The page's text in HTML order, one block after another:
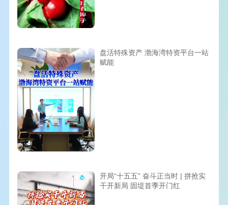
盘活特殊资产 渤海湾特资平台一站
赋能
开局“十五五” 奋斗正当时 | 拼抢实
干开新局 固堤首季开门红